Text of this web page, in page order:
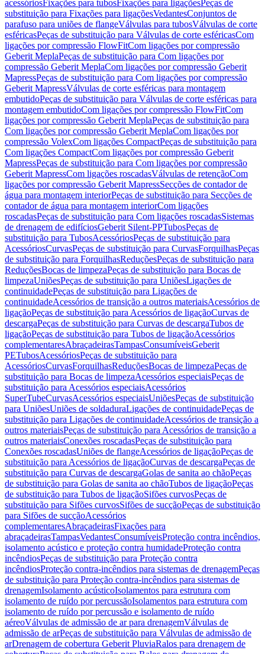
acessóriosFixações para tubosFixações para ligaçõesPeças de
substituição para Fixações para ligaçõesVedantesConjuntos de
parafuso para uniões de flangeVálvulas para tubosVálvulas de corte
esféricasPeças de substituição para Válvulas de corte esféricasCom
ligações por compressão FlowFitCom ligações por compressão
Geberit MeplaPeças de substituição para Com ligações por
compressão Geberit MeplaCom ligações por compressão Geberit
MapressPeças de substituição para Com ligações por compressão
Geberit MapressVálvulas de corte esféricas para montagem
embutidoPeças de substituição para Válvulas de corte esféricas para
montagem embutidoCom ligações por compressão FlowFitCom
ligações por compressão Geberit MeplaPeças de substituição para
Com ligações por compressão Geberit MeplaCom ligações por
compressão VolexCom ligações CompactPeças de substituição para
Com ligações CompactCom ligações por compressão Geberit
MapressPeças de substituição para Com ligações por compressão
Geberit MapressCom ligações roscadasVálvulas de retençãoCom
ligações por compressão Geberit MapressSecções de contador de
água para montagem interiorPeças de substituição para Secções de
contador de água para montagem interiorCom ligações
roscadasPeças de substituição para Com ligações roscadasSistemas
de drenagem de edifíciosGeberit Silent-PPTubosPeças de
substituição para TubosAcessóriosPeças de substituição para
AcessóriosCurvasPeças de substituição para CurvasForquilhasPeças
de substituição para ForquilhasReduçõesPeças de substituição para
ReduçõesBocas de limpezaPeças de substituição para Bocas de
limpezaUniõesPeças de substituição para UniõesLigações de
continuidadePeças de substituição para Ligações de
continuidadeAcessórios de transição a outros materiaisAcessórios de
ligaçãoPeças de substituição para Acessórios de ligaçãoCurvas de
descargaPeças de substituição para Curvas de descargaTubos de
ligaçãoPeças de substituição para Tubos de ligaçãoAcessórios
complementaresAbraçadeirasTampasConsumíveisGeberit
PETubosAcessóriosPeças de substituição para
AcessóriosCurvasForquilhasReduçõesBocas de limpezaPeças de
substituição para Bocas de limpezaAcessórios especiaisPeças de
substituição para Acessórios especiaisAcessórios
SuperTubeCurvasAcessórios especiaisUniõesPeças de substituição
para UniõesUniões de soldaduraLigações de continuidadePeças de
substituição para Ligações de continuidadeAcessórios de transição a
outros materiaisPeças de substituição para Acessórios de transição a
outros materiaisConexões roscadasPeças de substituição para
Conexões roscadasUniões de flangeAcessórios de ligaçãoPeças de
substituição para Acessórios de ligaçãoCurvas de descargaPeças de
substituição para Curvas de descargaGolas de sanita ao chãoPeças
de substituição para Golas de sanita ao chãoTubos de ligaçãoPeças
de substituição para Tubos de ligaçãoSifões curvosPeças de
substituição para Sifões curvosSifões de sucçãoPeças de substituição
para Sifões de sucçãoAcessórios
complementaresAbraçadeirasFixações para
abraçadeirasTampasVedantesConsumíveisProteção contra incêndios,
isolamento acústico e proteção contra humidadeProteção contra
incêndiosPeças de substituição para Proteção contra
incêndiosProteção contra-incêndios para sistemas de drenagemPeças
de substituição para Proteção contra-incêndios para sistemas de
drenagemIsolamento acústicoIsolamentos para estrutura com
isolamento de ruído por percussãoIsolamentos para estrutura com
isolamento de ruído por percussão e isolamento de ruído
aéreoVálvulas de admissão de ar para drenagemVálvulas de
admissão de arPeças de substituição para Válvulas de admissão de
arDrenagem de cobertura Geberit PluviaRalos para drenagem de